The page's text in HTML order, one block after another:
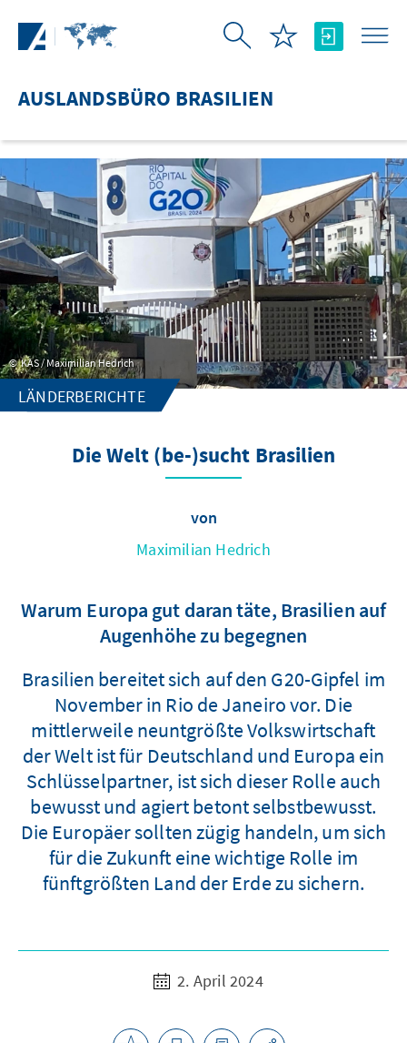
AUSLANDSBÜRO BRASILIEN
KAS / Maximilian Hedrich
LÄNDERBERICHTE
Die Welt (be-)sucht Brasilien
von
Maximilian Hedrich
Warum Europa gut daran täte, Brasilien auf
Augenhöhe zu begegnen
Brasilien bereitet sich auf den G20-Gipfel im
November in Rio de Janeiro vor. Die
mittlerweile neuntgrößte Volkswirtschaft
der Welt ist für Deutschland und Europa ein
Schlüsselpartner, ist sich dieser Rolle auch
bewusst und agiert betont selbstbewusst.
Die Europäer sollten zügig handeln, um sich
für die Zukunft eine wichtige Rolle im
fünftgrößten Land der Erde zu sichern.
2. April 2024